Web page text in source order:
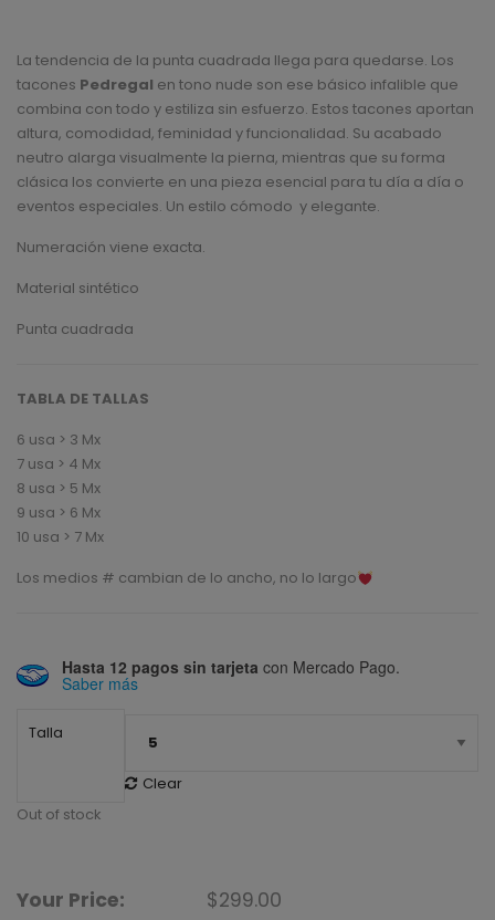
La tendencia de la punta cuadrada llega para quedarse. Los
tacones Pedregal en tono nude son ese básico infalible que
combina con todo y estiliza sin esfuerzo. Estos tacones aportan
altura, comodidad, feminidad y funcionalidad. Su acabado
neutro alarga visualmente la pierna, mientras que su forma
clásica los convierte en una pieza esencial para tu día a día o
eventos especiales. Un estilo cómodo y elegante.
Numeración viene exacta.
Material sintético
Punta cuadrada
TABLA DE TALLAS
6 usa > 3 Mx
7 usa > 4 Mx
8 usa > 5 Mx
9 usa > 6 Mx
10 usa > 7 Mx
Los medios # cambian de lo ancho, no lo largo
Hasta 12 pagos sin tarjeta con Mercado Pago.
Saber más
Talla
Clear
Out of stock
Your Price: $299.00